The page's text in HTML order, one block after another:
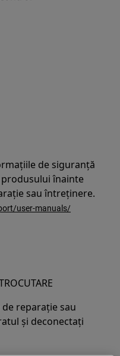
de siguranță
înainte
sau întreținere.
user-manuals/
reparație sau
și deconectați